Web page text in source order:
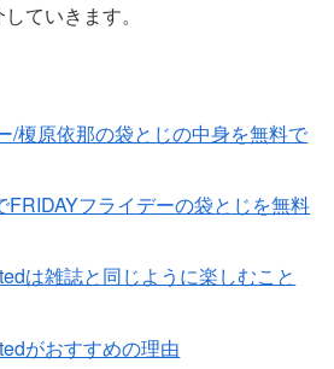
ていきます。
/榎原依那の袋とじの中身を無料で
フライデーの袋とじを無料
は雑誌と同じように楽しむこと
がおすすめの理由